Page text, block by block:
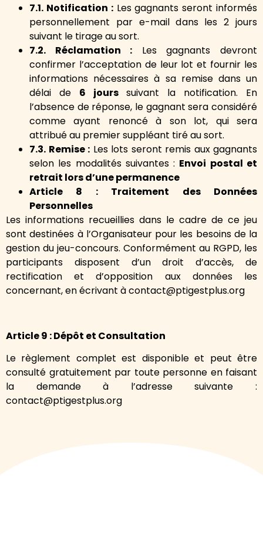
7.1. Notification :Les gagnants seront informés
personnellement par e-mail dans les 2 jours
suivant le tirage au sort.
7.2. Réclamation : Les gagnants devront
confirmer l’acceptation de leur lot et fournir les
informations nécessaires à sa remise dans un
délai de 6 jours suivant la notification. En
l’absence de réponse, le gagnant sera considéré
comme ayant renoncé à son lot, qui sera
attribué au premier suppléant tiré au sort.
7.3. Remise : Les lots seront remis aux gagnants
selon les modalités suivantes : Envoi postal et
retrait lors d’une permanence
Article 8 : Traitement des Données
Personnelles
Les informations recueillies dans le cadre de ce jeu
sont destinées à l’Organisateur pour les besoins de la
gestion du jeu-concours. Conformément au RGPD, les
participants disposent d’un droit d’accès, de
rectification et d’opposition aux données les
concernant, en écrivant à contact@ptigestplus.org
Article 9 : Dépôt et Consultation
Le règlement complet est disponible et peut être
consulté gratuitement par toute personne en faisant
la demande à l’adresse suivante :
contact@ptigestplus.org